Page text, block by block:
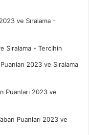
ve Sıralama -
Sıralama - Tercihin
2023 ve Sıralama
Puanları 2023 ve
Puanları 2023 ve